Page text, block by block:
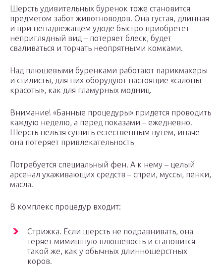
Шерсть удивительных буренок тоже становится
предметом забот животноводов. Она густая, длинная
и при ненадлежащем удоде быстро приобретет
неприглядный вид – потеряет блеск, будет
сваливаться и торчать неопрятными комками.
Над плюшевыми буренками работают парикмахеры
и стилисты, для них оборудуют настоящие «салоны
красоты», как для гламурных модниц.
Внимание! «Банные процедуры» придется проводить
каждую неделю, а перед показами – ежедневно.
Шерсть нельзя сушить естественным путем, иначе
она потеряет привлекательность
Потребуется специальный фен. А к нему – целый
арсенал ухаживающих средств – спреи, муссы, пенки,
масла.
В комплекс процедур входит:
Стрижка. Если шерсть не подравнивать, она
теряет мимишную плюшевость и становится
такой же, как у обычных длинношерстных
коров.